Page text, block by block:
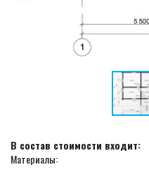
В состав стоимости входит:
Материалы: